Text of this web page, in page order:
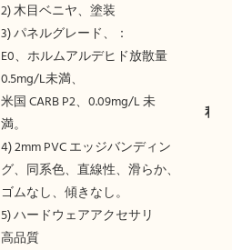
2) 木目ベニヤ、塗装
3) パネルグレード、：
E0、ホルムアルデヒド放散量
0.5mg/L未満、
米国 CARB P2、0.09mg/L 未
満。
4) 2mm PVC エッジバンディン
グ、同系色、直線性、滑らか、
ゴムなし、傾きなし。
5) ハードウェアアクセサリ
高品質
私